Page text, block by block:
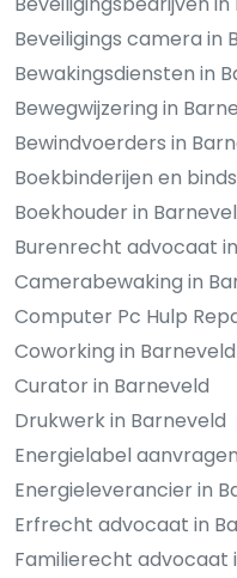
Beveiligings camera in
Bewakingsdiensten in
Bewegwijzering in
Bewindvoerders in
Boekbinderijen en
Boekhouder in
Burenrecht advocaat
Camerabewaking in
Computer Pc Hulp
Coworking in Barneveld
Curator in Barneveld
Drukwerk in Barneveld
Energielabel
Energieleverancier in
Erfrecht advocaat in
Familierecht advocaat